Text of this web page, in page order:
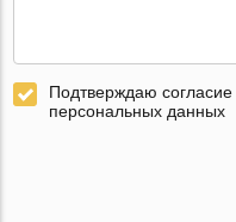
Подтверждаю
персональных данных